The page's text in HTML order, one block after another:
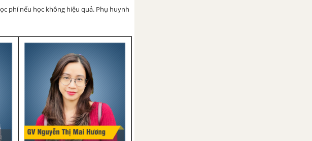
phí nếu học không hiệu quả. Phụ huynh